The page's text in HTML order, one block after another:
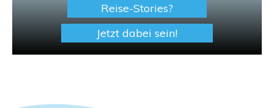
Reise-Stories?
Jetzt dabei sein!